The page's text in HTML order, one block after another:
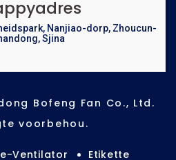
Nanjiao-dorp, Zhoucun-
Sjina
Bofeng Fan Co., Ltd.
voorbehou.
Ventilator Etikette